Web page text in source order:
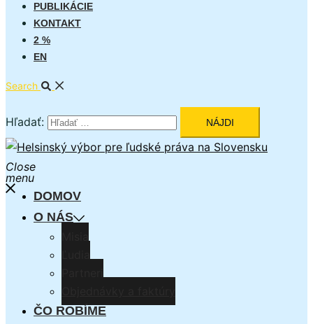
PUBLIKÁCIE
KONTAKT
2 %
EN
Search
Hľadať:
Close
menu
DOMOV
O NÁS
ČO ROBÍME